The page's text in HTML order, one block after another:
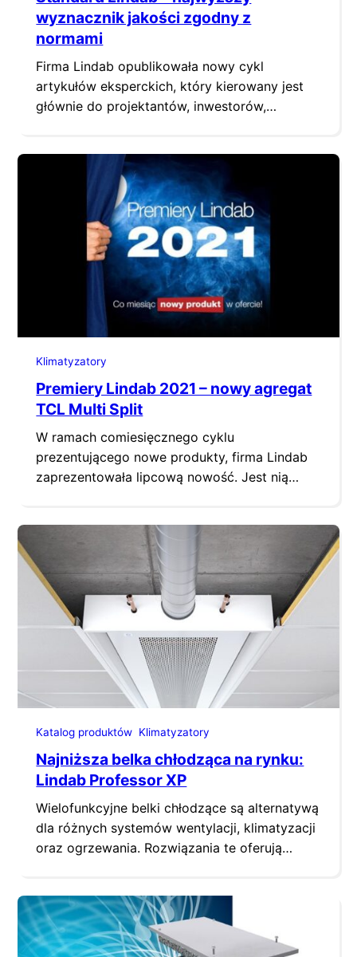
wyznacznik jakości zgodny z
normami
Firma Lindab opublikowała nowy cykl
artykułów eksperckich, który kierowany jest
głównie do projektantów, inwestorów,
Od wielu lat Lindab wytycza nowe trendy,
podwyższa standardy, a poprzez najwyższą
jakość wyrobów oferuje dodatkowe korzyści
swoim partnerom biznesowym i końcowym
użytkownikom. Standard Lindab to znany od
dziesięcioleci wyznacznik zgodności
z najwyższymi…
Klimatyzatory
Premiery Lindab 2021 – nowy agregat
TCL Multi Split
W ramach comiesięcznego cyklu
prezentującego nowe produkty, firma Lindab
zaprezentowała lipcową nowość. Jest nią
Split o nominalnej wydajność chłodzenia
wynoszącej 7,9 kW. i wyposażona
w nowoczesną sprężarkę Twin Rotary. Dzięki
zastosowaniu drugiego tłoka w sprężarce typu
inwerter DC Twin Rotary agregat TCL FMA-
27I3HD/DVO charakteryzuje się stabilną pracą
Katalog produktów Klimatyzatory
Najniższa belka chłodząca na rynku:
Lindab Professor XP
Wielofunkcyjne belki chłodzące są alternatywą
dla różnych systemów wentylacji, klimatyzacji
oraz ogrzewania. Rozwiązania te oferują
co jest ważne dla właścicieli i zarządców
budynków. Oferują także szereg korzyści dla
użytkowników budynków: poprawiają i